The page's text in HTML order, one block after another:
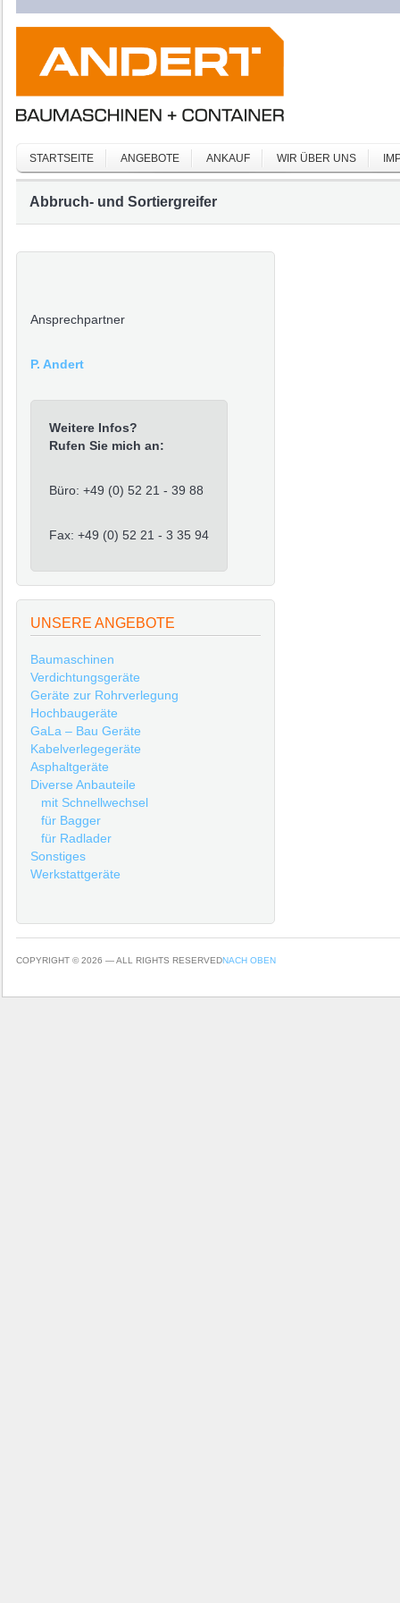
STARTSEITE ANGEBOTE ANKAUF WIR ÜBER UNS
Abbruch- und Sortiergreifer
Ansprechpartner
P. Andert
Weitere Infos?
Rufen Sie mich an:
Büro: +49 (0) 52 21 - 39 88
Fax: +49 (0) 52 21 - 3 35 94
UNSERE ANGEBOTE
Baumaschinen
Verdichtungsgeräte
Geräte zur Rohrverlegung
Hochbaugeräte
GaLa – Bau Geräte
Kabelverlegegeräte
Asphaltgeräte
Diverse Anbauteile
mit Schnellwechsel
für Bagger
für Radlader
Sonstiges
Werkstattgeräte
COPYRIGHT © 2026 — ALL RIGHTS RESERVEDNACH OBEN